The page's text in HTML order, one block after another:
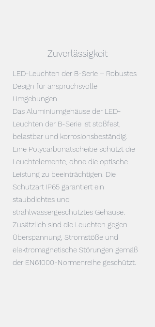
Zuverlässigkeit
LED-Leuchten der B-Serie – Robustes
Design für anspruchsvolle
Umgebungen
Das Aluminiumgehäuse der LED-
Leuchten der B-Serie ist stoßfest,
belastbar und korrosionsbeständig.
Eine Polycarbonatscheibe schützt die
Leuchtelemente, ohne die optische
Leistung zu beeinträchtigen. Die
Schutzart IP65 garantiert ein
staubdichtes und
strahlwassergeschütztes Gehäuse.
Zusätzlich sind die Leuchten gegen
Überspannung, Stromstöße und
elektromagnetische Störungen gemäß
der EN61000-Normenreihe geschützt.